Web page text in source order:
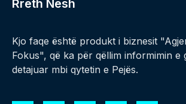
Rreth Nesh
Kjo faqe është produkt i biznesit
Fokus", që ka për qëllim informimin e
detajuar mbi qytetin e Pejës.